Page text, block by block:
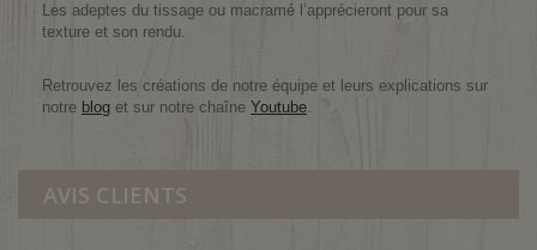
Les adeptes du tissage ou macramé l’apprécieront pour sa
texture et son rendu.
Retrouvez les créations de notre équipe et leurs explications sur
notre blog et sur notre chaîne Youtube.
AVIS CLIENTS